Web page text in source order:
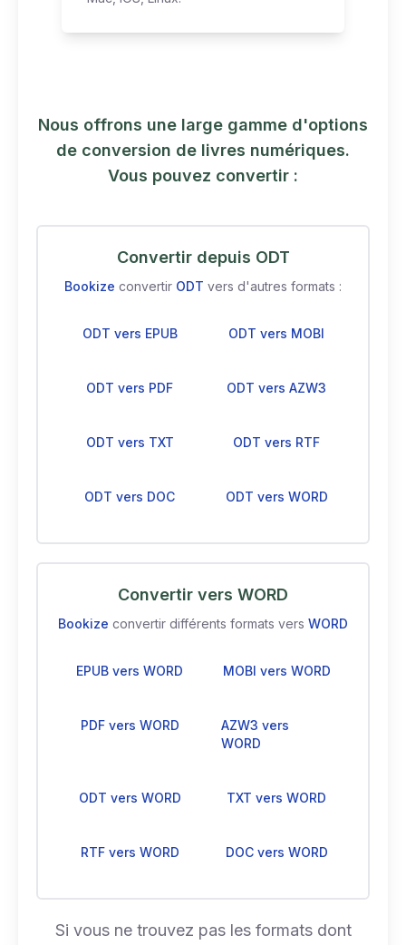
Nous offrons une large gamme d'options
de conversion de livres numériques.
Vous pouvez convertir :
Convertir depuis ODT
Bookize convertir ODT vers d'autres formats :
ODT vers EPUB ODT vers MOBI
ODT vers PDF ODT vers AZW3
ODT vers TXT ODT vers RTF
ODT vers DOC ODT vers WORD
Convertir vers WORD
Bookize convertir différents formats vers WORD
EPUB vers WORD MOBI vers WORD
PDF vers WORD
AZW3 vers
WORD
ODT vers WORD TXT vers WORD
RTF vers WORD DOC vers WORD
Si vous ne trouvez pas les formats dont